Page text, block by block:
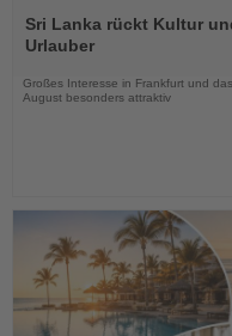
Sie
die
Sri Lanka rückt Kultur
Urlauber
Großes Interesse in Frankfurt und
August besonders attraktiv